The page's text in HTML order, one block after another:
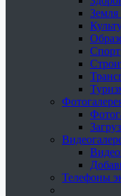
Спорт
Телефоны